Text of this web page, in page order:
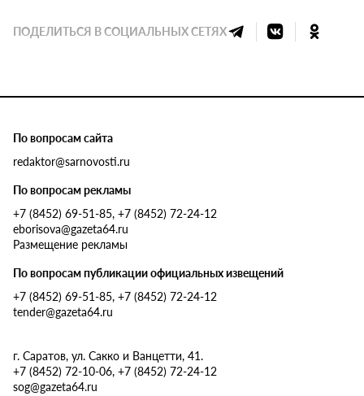
ПОДЕЛИТЬСЯ В СОЦИАЛЬНЫХ СЕТЯХ
По вопросам сайта
redaktor@sarnovosti.ru
По вопросам рекламы
+7 (8452) 69-51-85, +7 (8452) 72-24-12
eborisova@gazeta64.ru
Размещение рекламы
По вопросам публикации официальных извещений
+7 (8452) 69-51-85, +7 (8452) 72-24-12
tender@gazeta64.ru
г. Саратов, ул. Сакко и Ванцетти, 41.
+7 (8452) 72-10-06, +7 (8452) 72-24-12
sog@gazeta64.ru